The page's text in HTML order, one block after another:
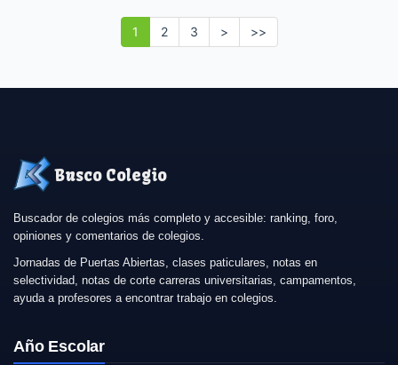
1 2 3 > >>
Busco Colegio
Buscador de colegios más completo y accesible: ranking, foro,
opiniones y comentarios de colegios.
Jornadas de Puertas Abiertas, clases paticulares, notas en
selectividad, notas de corte carreras universitarias, campamentos,
ayuda a profesores a encontrar trabajo en colegios.
Año Escolar